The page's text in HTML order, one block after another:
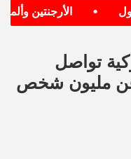
الأرجنتين
تواصل
عن مليون شخص